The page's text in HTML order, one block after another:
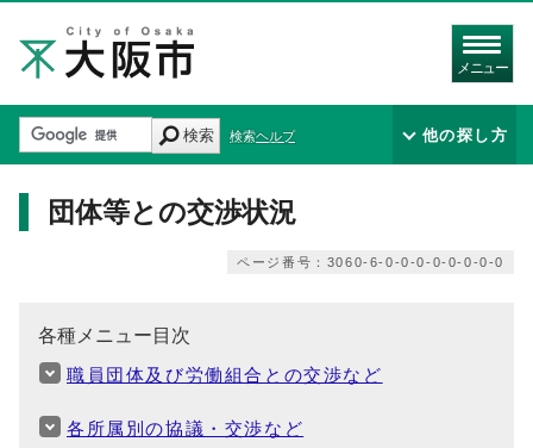
メニュー
検索 検索ヘルプ 他の探し方
団体等との交渉状況
ページ番号：3060-6-0-0-0-0-0-0-0-0
各種メニュー目次
職員団体及び労働組合との交渉など
各所属別の協議・交渉など